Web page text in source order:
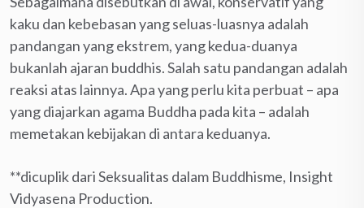
kaku dan kebebasan yang seluas-luasnya adalah
pandangan yang ekstrem, yang kedua-duanya
bukanlah ajaran buddhis. Salah satu pandangan adalah
reaksi atas lainnya. Apa yang perlu kita perbuat – apa
yang diajarkan agama Buddha pada kita – adalah
memetakan kebijakan di antara keduanya.
**dicuplik dari Seksualitas dalam Buddhisme, Insight
Vidyasena Production.